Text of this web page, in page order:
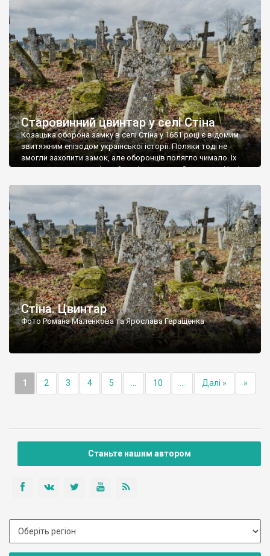
Старовинний цвинтар у селі Стіна
Козацька оборона замку в селі Стіна у 1651 році є відомим
звитяжним епізодом української історії. Поляки тоді не
змогли захопити замок, але оборонців полягло чимало. Їх
поховали на цвинтарі, який тоді називався Замковим. Нині на
ньому чимало хрестів 19 століття, є такі, де епітафії стер […]
Стіна. Цвинтар
Фото Романа Маленкова та Ярослава Геращенка
1 2 3 4 5 10 Далі » »
Станьте нашим автором